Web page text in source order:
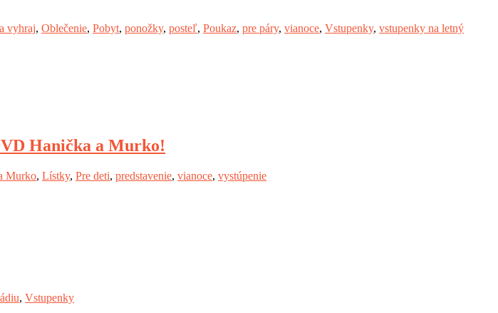
vyhraj, Oblečenie, Pobyt, ponožky, posteľ, Poukaz, pre páry, vianoce, Vstupenky, vstupenky na letný
Hanička a Murko!
Murko, Lístky, Pre deti, predstavenie, vianoce, vystúpenie
, Vstupenky